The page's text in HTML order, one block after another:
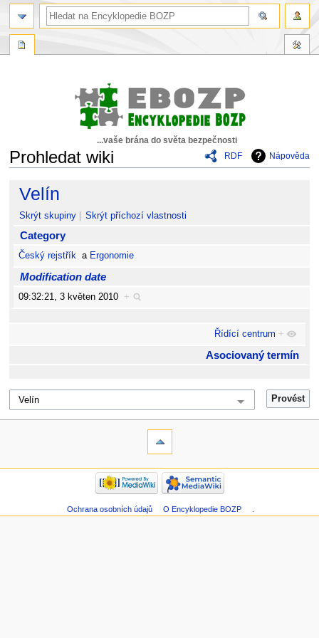
...vaše brána do světa bezpečnosti
RDF
Nápověda
Prohledat wiki
Skočit
navigaci
Skočit
vyhledávání
Velín
Skrýt skupiny Skrýt příchozí vlastnosti
Category
Český rejstřík a Ergonomie
Modification date
09:32:21, 3 květen 2010 +
Řídící centrum +
Asociovaný termín
Ochrana osobních údajů O Encyklopedie BOZP